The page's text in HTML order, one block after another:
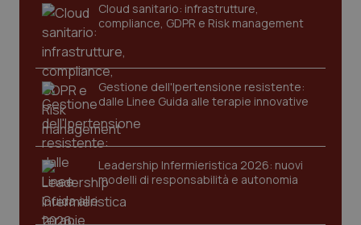
Cloud sanitario: infrastrutture,
compliance, GDPR e Risk management
Gestione dell'Ipertensione resistente:
dalle Linee Guida alle terapie innovative
Leadership Infermieristica 2026: nuovi
modelli di responsabilità e autonomia
CookieScriptConsent